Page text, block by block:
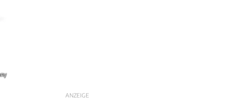
ANZEIGE